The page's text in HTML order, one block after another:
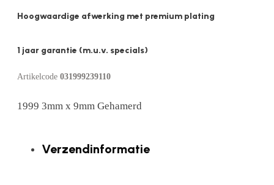
Hoogwaardige afwerking met premium plating
1 jaar garantie (m.u.v. specials)
Artikelcode 031999239110
1999 3mm x 9mm Gehamerd
Verzendinformatie